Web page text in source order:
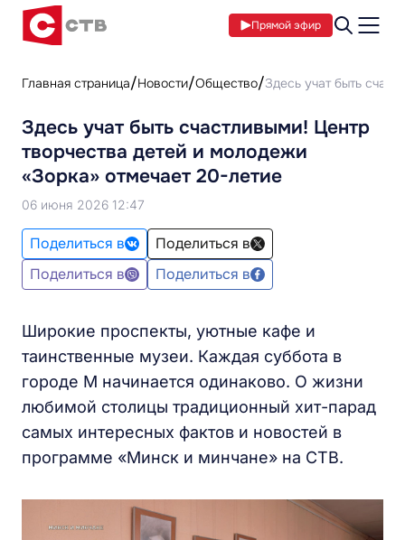
Прямой эфир
Главная страница Новости Общество Здесь учат быть
Здесь учат быть счастливыми! Центр
творчества детей и молодежи
«Зорка» отмечает 20-летие
06 июня 2026 12:47
Поделиться в
Поделиться в
Поделиться в
Поделиться в
Широкие проспекты, уютные кафе и
таинственные музеи. Каждая суббота в
городе М начинается одинаково. О жизни
любимой столицы традиционный хит-парад
самых интересных фактов и новостей в
программе «Минск и минчане» на СТВ.